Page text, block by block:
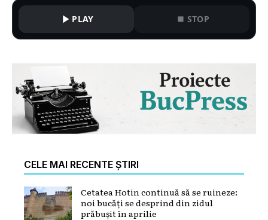
PLAY STOP
CELE MAI RECENTE ȘTIRI
Cetatea Hotin continuă să se ruineze:
noi bucăți se desprind din zidul
prăbușit în aprilie